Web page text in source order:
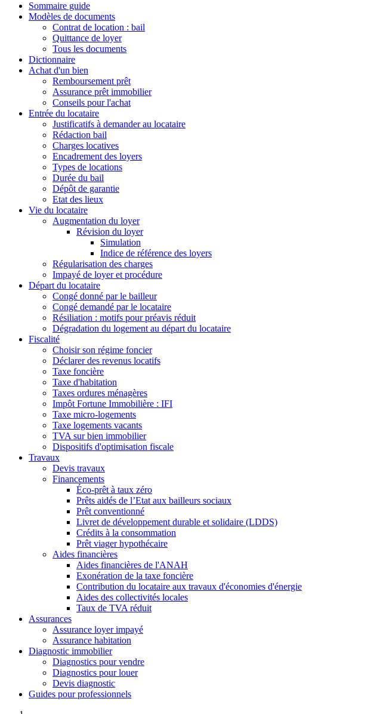
Sommaire guide
Modèles de documents
Contrat de location : bail
Quittance de loyer
Tous les documents
Dictionnaire
Achat d'un bien
Remboursement prêt
Assurance prêt immobilier
Conseils pour l'achat
Entrée du locataire
Justificatifs à demander au locataire
Rédaction bail
Charges locatives
Encadrement des loyers
Types de locations
Durée du bail
Dépôt de garantie
Etat des lieux
Vie du locataire
Augmentation du loyer
Révision du loyer
Simulation
Indice de référence des loyers
Régularisation des charges
Impayé de loyer et procédure
Départ du locataire
Congé donné par le bailleur
Congé demandé par le locataire
Résiliation : motifs pour préavis réduit
Dégradation du logement au départ du locataire
Fiscalité
Choisir son régime foncier
Déclarer des revenus locatifs
Taxe foncière
Taxe d'habitation
Taxes ordures ménagères
Impôt Fortune Immobilière : IFI
Taxe micro-logements
Taxe logements vacants
TVA sur bien immobilier
Dispositifs d'optimisation fiscale
Travaux
Devis travaux
Financements
Éco-prêt à taux zéro
Prêts aidés de l’Etat aux bailleurs sociaux
Prêt conventionné
Livret de développement durable et solidaire (LDDS)
Crédits à la consommation
Prêt viager hypothécaire
Aides financières
Aides financières de l'ANAH
Exonération de la taxe foncière
Contribution du locataire aux travaux d'économies d'énergie
Aides des collectivités locales
Taux de TVA réduit
Assurances
Assurance loyer impayé
Assurance habitation
Diagnostic immobilier
Diagnostics pour vendre
Diagnostics pour louer
Devis diagnostic
Guides pour professionnels